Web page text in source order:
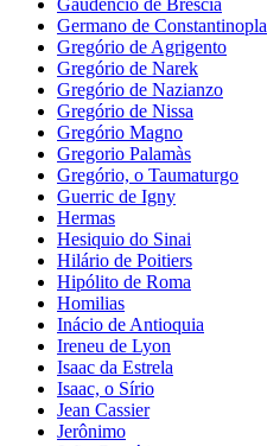
Germano de Constantinopla
Gregório de Agrigento
Gregório de Narek
Gregório de Nazianzo
Gregório de Nissa
Gregório Magno
Gregorio Palamàs
Gregório, o Taumaturgo
Guerric de Igny
Hermas
Hesiquio do Sinai
Hilário de Poitiers
Hipólito de Roma
Homilias
Inácio de Antioquia
Ireneu de Lyon
Isaac da Estrela
Isaac, o Sírio
Jean Cassier
Jerônimo